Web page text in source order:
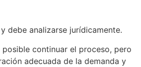
debe analizarse jurídicamente.
posible continuar el proceso, pero
adecuada de la demanda y